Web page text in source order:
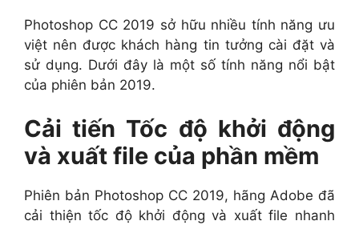
Photoshop CC 2019 sở hữu nhiều tính năng ưu
việt nên được khách hàng tin tưởng cài đặt và
sử dụng. Dưới đây là một số tính năng nổi bật
của phiên bản 2019.
Cải tiến Tốc độ khởi động
và xuất file của phần mềm
Phiên bản Photoshop CC 2019, hãng Adobe đã
cải thiện tốc độ khởi động và xuất file nhanh